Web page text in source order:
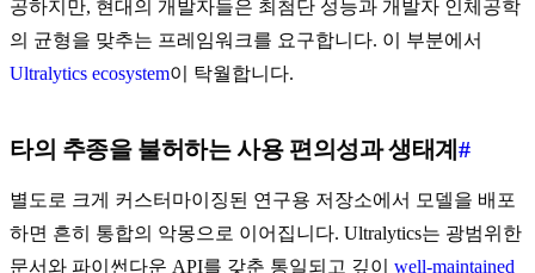
공하지만, 현대의 개발자들은 최첨단 성능과 개발자 인체공학
의 균형을 맞추는 프레임워크를 요구합니다. 이 부분에서
Ultralytics ecosystem이 탁월합니다.
타의 추종을 불허하는 사용 편의성과 생태계 #
별도로 크게 커스터마이징된 연구용 저장소에서 모델을 배포
하면 흔히 통합의 악몽으로 이어집니다. Ultralytics는 광범위한
문서와 파이썬다운 API를 갖춘 통일되고 깊이 well-maintained